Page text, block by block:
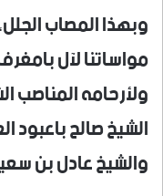
وبهذا المصاب
مواساتنا لآل
ولأرحامه المناصب
الشيخ صالح
والشيخ عادل بن